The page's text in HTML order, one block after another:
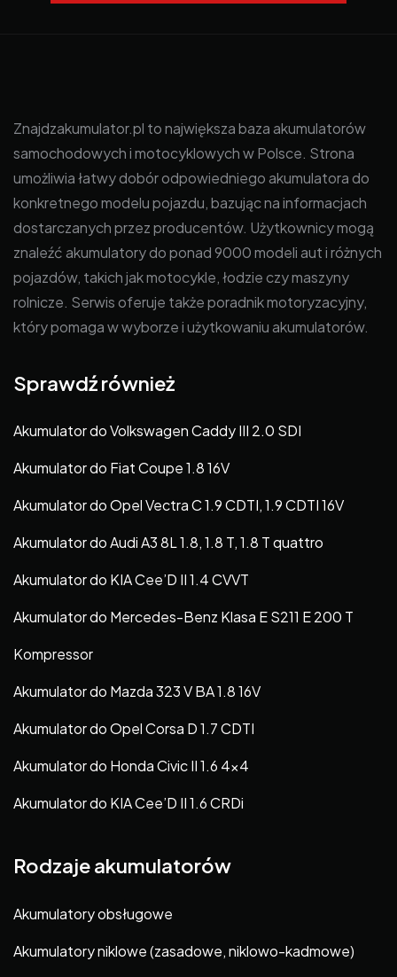
Znajdzakumulator.pl to największa baza akumulatorów
samochodowych i motocyklowych w Polsce. Strona
umożliwia łatwy dobór odpowiedniego akumulatora do
konkretnego modelu pojazdu, bazując na informacjach
dostarczanych przez producentów. Użytkownicy mogą
znaleźć akumulatory do ponad 9000 modeli aut i różnych
pojazdów, takich jak motocykle, łodzie czy maszyny
rolnicze. Serwis oferuje także poradnik motoryzacyjny,
który pomaga w wyborze i użytkowaniu akumulatorów.
Sprawdź również
Akumulator do Volkswagen Caddy III 2.0 SDI
Akumulator do Fiat Coupe 1.8 16V
Akumulator do Opel Vectra C 1.9 CDTI, 1.9 CDTI 16V
Akumulator do Audi A3 8L 1.8, 1.8 T, 1.8 T quattro
Akumulator do KIA Cee’D II 1.4 CVVT
Akumulator do Mercedes-Benz Klasa E S211 E 200 T
Kompressor
Akumulator do Mazda 323 V BA 1.8 16V
Akumulator do Opel Corsa D 1.7 CDTI
Akumulator do Honda Civic II 1.6 4×4
Akumulator do KIA Cee’D II 1.6 CRDi
Rodzaje akumulatorów
Akumulatory obsługowe
Akumulatory niklowe (zasadowe, niklowo-kadmowe)